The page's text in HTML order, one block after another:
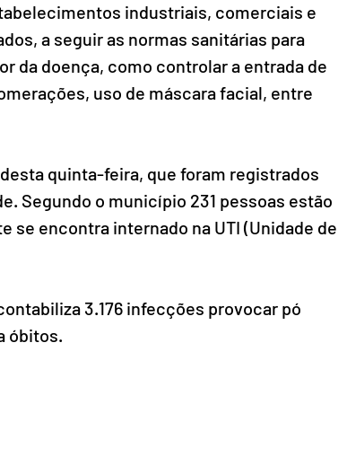
industriais, comerciais e
a seguir as normas sanitárias para
da doença, como controlar a entrada de
uso de máscara facial, entre
quinta-feira, que foram registrados
Segundo o município 231 pessoas estão
se encontra internado na UTI (Unidade de
3.176 infecções provocar pó
óbitos.